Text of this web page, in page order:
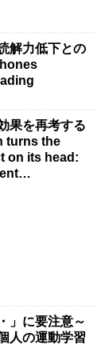
解力低下との
果を再考する
turns the
on its head:
」に要注意～
人の運動学習